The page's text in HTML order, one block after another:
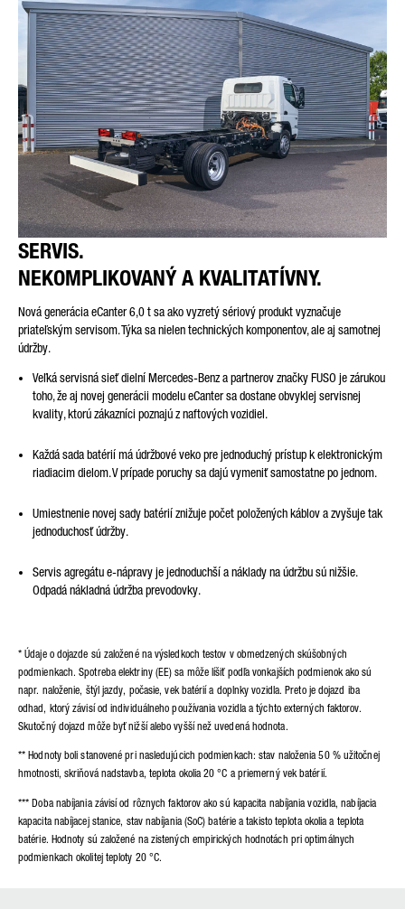
SERVIS.
NEKOMPLIKOVANÝ A KVALITATÍVNY.
Nová generácia eCanter 6,0 t sa ako vyzretý sériový produkt vyznačuje
priateľským servisom. Týka sa nielen technických komponentov, ale aj samotnej
údržby.
Veľká servisná sieť dielní Mercedes-Benz a partnerov značky FUSO je zárukou
toho, že aj novej generácii modelu eCanter sa dostane obvyklej servisnej
kvality, ktorú zákazníci poznajú z naftových vozidiel.
Každá sada batérií má údržbové veko pre jednoduchý prístup k elektronickým
riadiacim dielom. V prípade poruchy sa dajú vymeniť samostatne po jednom.
Umiestnenie novej sady batérií znižuje počet položených káblov a zvyšuje tak
jednoduchosť údržby.
Servis agregátu e-nápravy je jednoduchší a náklady na údržbu sú nižšie.
Odpadá nákladná údržba prevodovky.
* Údaje o dojazde sú založené na výsledkoch testov v obmedzených skúšobných
podmienkach. Spotreba elektriny (EE) sa môže líšiť podľa vonkajších podmienok ako sú
napr. naloženie, štýl jazdy, počasie, vek batérií a doplnky vozidla. Preto je dojazd iba
odhad, ktorý závisí od individuálneho používania vozidla a týchto externých faktorov.
Skutočný dojazd môže byť nižší alebo vyšší než uvedená hodnota.
** Hodnoty boli stanovené pri nasledujúcich podmienkach: stav naloženia 50 % užitočnej
hmotnosti, skriňová nadstavba, teplota okolia 20 °C a priemerný vek batérií.
*** Doba nabíjania závisí od rôznych faktorov ako sú kapacita nabíjania vozidla, nabíjacia
kapacita nabíjacej stanice, stav nabíjania (SoC) batérie a takisto teplota okolia a teplota
batérie. Hodnoty sú založené na zistených empirických hodnotách pri optimálnych
podmienkach okolitej teploty 20 °C.